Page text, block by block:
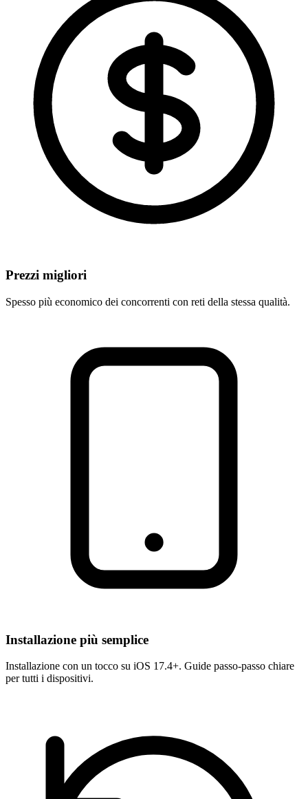
Prezzi migliori
Spesso più economico dei concorrenti con reti della stessa qualità.
Installazione più semplice
Installazione con un tocco su iOS 17.4+. Guide passo-passo chiare
per tutti i dispositivi.